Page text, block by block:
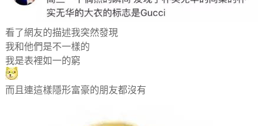
看了網友的描述我突然發現
我和他們是不一樣的
我是表裡如一的窮
而且連這樣隱形富豪的朋友都沒有